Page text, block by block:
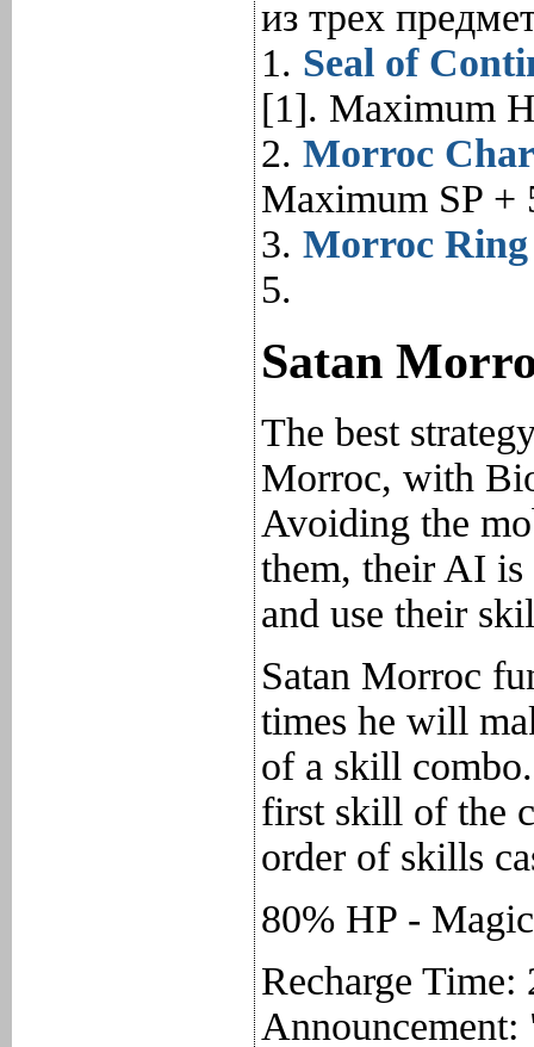
из трех
1. Seal of
[1]. Maximum
2.Morroc
Maximum SP +
3.Morroc Ring
5.
Satan
The best
Morroc, with
Avoiding the
them, their AI is
and use their
Satan Morroc
times he will
of a skill
first skill of the
order of skills
80% HP -
Recharge Time: